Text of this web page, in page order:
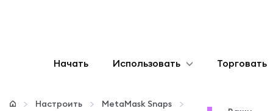
Начать Использовать
Настроить
Торговать
Настроить
MetaMask Snaps